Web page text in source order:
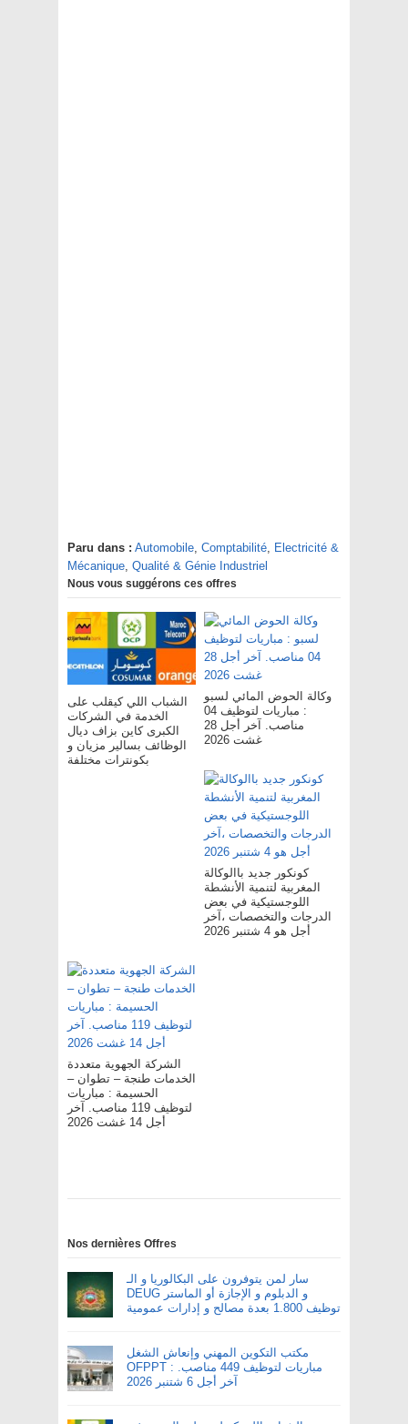
Paru dans : Automobile, Comptabilité, Electricité &
Mécanique, Qualité & Génie Industriel
Nous vous suggérons ces offres
الشباب اللي كيقلب على
الخدمة في الشركات
الكبرى كاين بزاف ديال
الوظائف بسالير مزيان و
بكونترات مختلفة
وكالة الحوض المائي لسبو
: مباريات لتوظيف 04
مناصب. آخر أجل 28
غشت 2026
كونكور جديد باالوكالة
المغربية لتنمية الأنشطة
اللوجستيكية في بعض
الدرجات والتخصصات ،آخر
أجل هو 4 شتنبر 2026
الشركة الجهوية متعددة
الخدمات طنجة – تطوان –
الحسيمة : مباريات
لتوظيف 119 مناصب. آخر
أجل 14 غشت 2026
Nos dernières Offres
سار لمن يتوفرون على البكالوريا و الـ
DEUG و الدبلوم و الإجازة أو الماستر
توظيف 1.800 بعدة مصالح و إدارات عمومية
مكتب التكوين المهني وإنعاش الشغل
OFPPT : مباريات لتوظيف 449 مناصب.
آخر أجل 6 شتنبر 2026